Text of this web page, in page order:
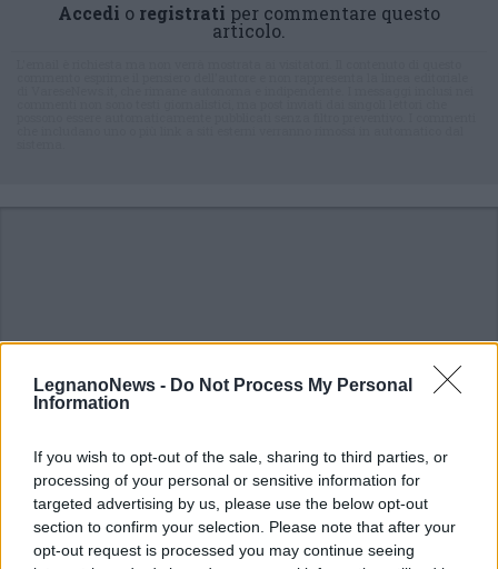
LegnanoNews - Do Not Process My Personal
Information
If you wish to opt-out of the sale, sharing to third parties, or
processing of your personal or sensitive information for
targeted advertising by us, please use the below opt-out
section to confirm your selection. Please note that after your
opt-out request is processed you may continue seeing
Accedi o registrati per commentare questo
articolo.
ALTRE NOTIZIE DI RHO